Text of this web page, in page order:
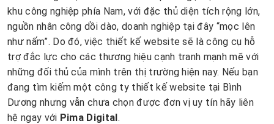
khu công nghiệp phía Nam, với đặc thủ diện tích rộng lớn,
nguồn nhân công dồi dào, doanh nghiệp tại đây “mọc lên
như nấm”. Do đó, việc thiết kế website sẽ là công cụ hỗ
trợ đắc lực cho các thương hiệu cạnh tranh mạnh mẽ với
những đối thủ của mình trên thị trường hiện nay. Nếu bạn
đang tìm kiếm một công ty thiết kế website tại Bình
Dương nhưng vẫn chưa chọn được đơn vị uy tín hãy liên
hệ ngay với Pima Digital.